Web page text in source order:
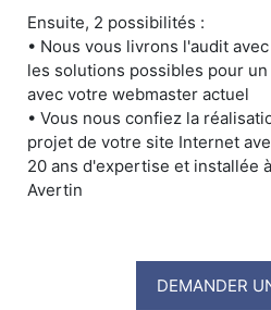
Ensuite, 2 possibilités :
• Nous vous livrons l'audit
les solutions possibles pour
avec votre webmaster actuel
• Vous nous confiez la
projet de votre site Internet
20 ans d'expertise et installée
Avertin
DEMANDER